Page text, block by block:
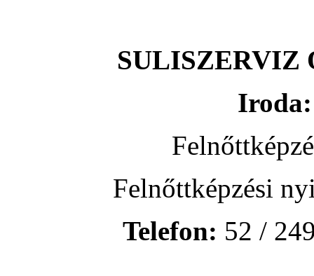
SULISZERVIZ
Iroda:
Felnőttképzési
Telefon: 52 /